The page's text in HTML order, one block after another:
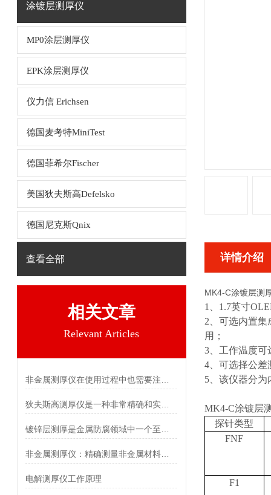
涂镀层测厚仪
MP0涂层测厚仪
EPK涂层测厚仪
仪力信 Erichsen
德国麦考特MiniTest
德国菲希尔Fischer
美国狄夫斯高Defelsko
德国尼克斯Qnix
查看全部
相关文章
Relevant Articles
电解测厚仪工作原理
详情介绍
MK4-C涂镀层测
1 1.7英寸
2 、可选内置
用；
3、工作温度可
4、可选择公差
5、该仪器分为
MK4-C涂镀层
探针类型
FNF
F1